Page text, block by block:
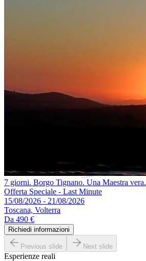
7 giorni. Borgo Tignano. Una Maestra vera.
Offerta Speciale - Last Minute
15/08/2026 - 21/08/2026
Toscana, Volterra
Da 490 €
Richiedi informazioni
Previous slide Next slide
Esperienze reali